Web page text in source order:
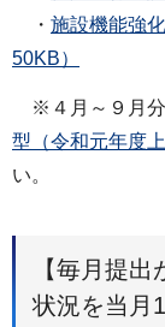
・ 施設機能強
50KB）
※４月～９月分
型（令和元年度上
い。
【毎月提
状況を当月